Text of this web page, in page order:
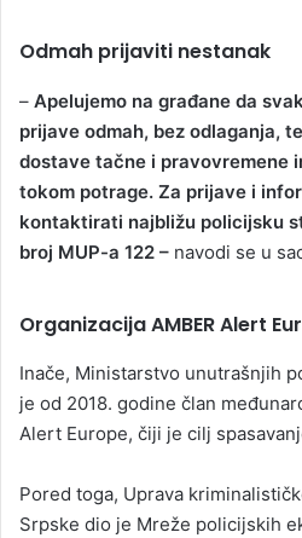
Odmah prijaviti nestanak
– Apelujemo na građane da
prijave odmah, bez odlaganja,
dostave tačne i pravovremene
tokom potrage. Za prijave i
kontaktirati najbližu policijsku
broj MUP-a 122 – navodi se u
Organizacija AMBER Alert
Inače, Ministarstvo unutrašnjih
je od 2018. godine član
Alert Europe, čiji je cilj
Pored toga, Uprava
Srpske dio je Mreže policijskih